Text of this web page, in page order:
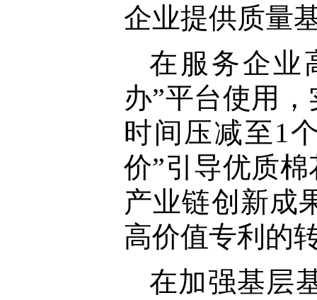
企业提供质量
在服务企业
办”平台使用
时间压减至1
价”引导优质
产业链创新成
高价值专利的
在加强基层